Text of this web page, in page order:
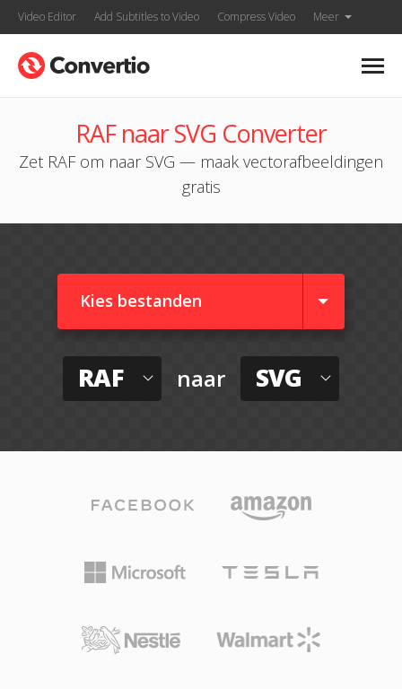
Video Editor Add Subtitles to Video Compress Video Meer
RAF naar SVG Converter
Zet RAF om naar SVG — maak vectorafbeeldingen
gratis
Kies bestanden
RAF naar SVG